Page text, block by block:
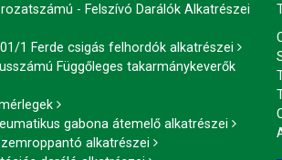
- Felszívó Darálók Alkatrészei
1 Ferde csigás felhordók alkatrészei
Függőleges takarmánykeverők
gabona átemelő alkatrészei
alkatrészei